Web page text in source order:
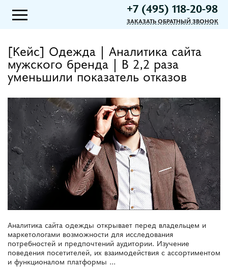
+7 (495) 118-20-98
ЗАКАЗАТЬ ОБРАТНЫЙ ЗВОНОК
[Кейс] Одежда | Аналитика сайта
мужского бренда | В 2,2 раза
уменьшили показатель отказов
Аналитика сайта одежды открывает перед владельцем и
маркетологами возможности для исследования
потребностей и предпочтений аудитории. Изучение
поведения посетителей, их взаимодействия с ассортиментом
и функционалом платформы ...